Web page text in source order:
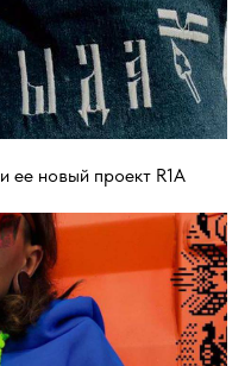
и ее новый проект R1A